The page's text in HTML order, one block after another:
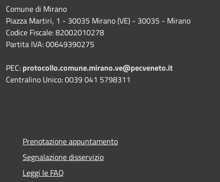
Comune di Mirano
Piazza Martiri, 1 - 30035 Mirano (VE) - 30035 - Mirano
Codice Fiscale: 82002010278
Partita IVA: 00649390275
PEC: protocollo.comune.mirano.ve@pecveneto.it
Centralino Unico: 0039 041 5798311
Prenotazione appuntamento
Segnalazione disservizio
Leggi le FAQ